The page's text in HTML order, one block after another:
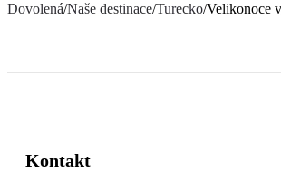
Dovolená/Naše destinace/Turecko/Velikonoce
Kontakt